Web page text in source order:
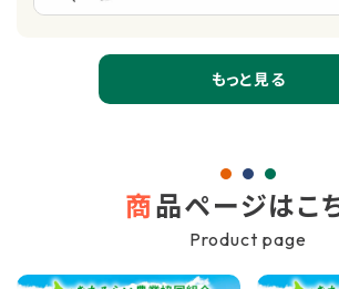
もっと見る
商品ページはこ
Product page